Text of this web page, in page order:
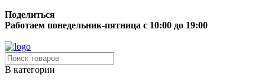
Поделиться
Работаем понедельник-пятница с 10:00 до 19:00
В категории